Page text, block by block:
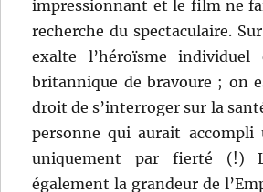
impressionnant et le film ne
recherche du spectaculaire.
exalte l’héroïsme
britannique de bravoure ; on
droit de s’interroger sur la
personne qui aurait accompli
uniquement par fierté (!)
également la grandeur de